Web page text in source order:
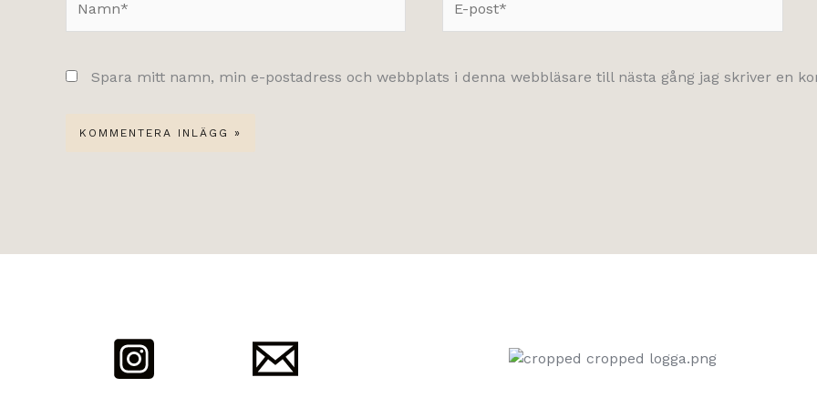
post*
Spara mitt namn, min e-postadress och webbplats i denna webbläsare till nästa gång jag skriver en